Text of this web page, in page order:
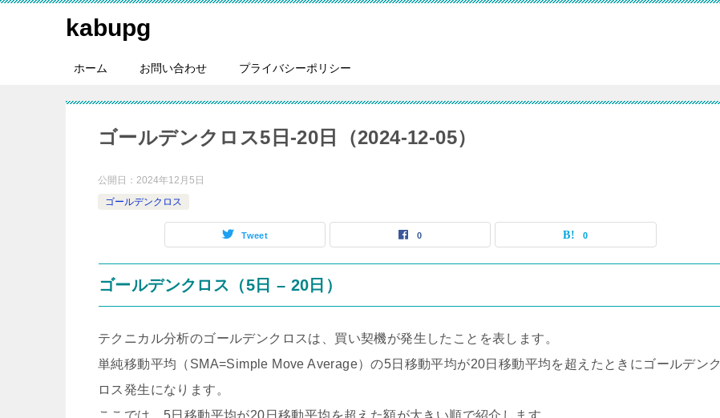
kabupg
ホーム お問い合わせ プライバシーポリシー
ゴールデンクロス5日-20日（2024-12-05）
公開日： 2024年12月5日
ゴールデンクロス
Tweet 0 0
ゴールデンクロス（5日 – 20日）
テクニカル分析のゴールデンクロスは、買い契機が発生したことを表します。
単純移動平均（SMA=Simple Move Average）の5日移動平均が20日移動平均を超えたときにゴールデンク
ロス発生になります。
ここでは、5日移動平均が20日移動平均を超えた額が大きい順で紹介します。